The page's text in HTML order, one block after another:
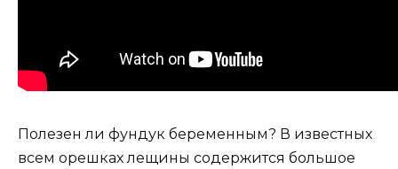
Полезен ли фундук беременным? В известных
всем орешках лещины содержится большое